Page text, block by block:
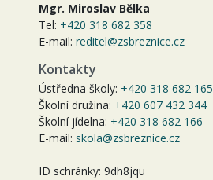
Mgr. Miroslav Bělka
Tel: +420 318 682 358
E-mail: reditel@zsbreznice.cz
Kontakty
Ústředna školy: +420 318 682 165
Školní družina: +420 607 432 344
Školní jídelna: +420 318 682 166
E-mail: skola@zsbreznice.cz
ID schránky: 9dh8jqu